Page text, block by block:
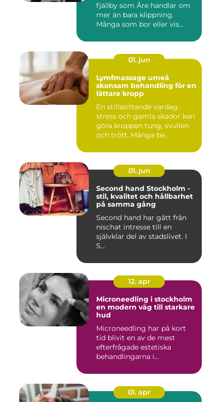
fjällby som Åre handlar om
mer än bara klippning.
Många som bor eller vis...
01. jun
Lymfmassage umeå
skonsam behandling för en
lättare kropp
En stillasittande vardag,
stress och gamla skador kan
göra kroppen tung, svullen
och trött. Många be...
01. jun
Second hand Stockholm -
stil, kvalitet och hållbarhet
på samma gång
Second hand har gått från
nischat intresse till en
självklar del av stadslivet. I
S...
12. apr
Microneedling i stockholm
en modern väg till starkare
hud
Microneedling har på kort
tid blivit en av de mest
efterfrågade estetiska
behandlingarna i
01. apr